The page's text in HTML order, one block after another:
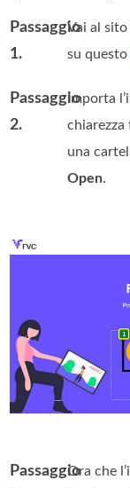
Passaggio
1.
Vai al
su questo
Passaggio
2.
Importa
chiarezza
una
Open.
PassaggioOra che